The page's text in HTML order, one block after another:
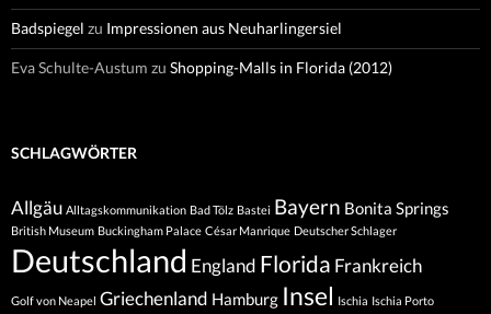
Badspiegel zu Impressionen aus Neuharlingersiel
Eva Schulte-Austum zu Shopping-Malls in Florida (2012)
SCHLAGWÖRTER
Allgäu Alltagskommunikation Bad Tölz Bastei Bayern Bonita Springs
British Museum Buckingham Palace César Manrique Deutscher Schlager
Deutschland England Florida Frankreich
Golf von Neapel Griechenland Hamburg Insel Ischia Ischia Porto